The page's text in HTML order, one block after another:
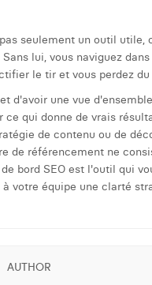
seulement un outil
lui, vous naviguez
le tir et vous perdez
d'avoir une vue
ce qui donne de vrais
de contenu ou de
de référencement ne
bord SEO est l'outil qui
à votre équipe une clarté
AUTHOR